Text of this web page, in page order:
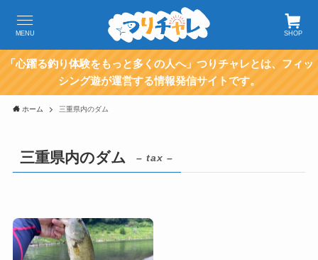
SHOP
MENU
「心躍る釣り体験をもっと多くの人へ」つりチャレとは、フィッ
シング遊が運営する情報発信サイトです。
ホーム 三重県内のダム
三重県内のダム – tax –